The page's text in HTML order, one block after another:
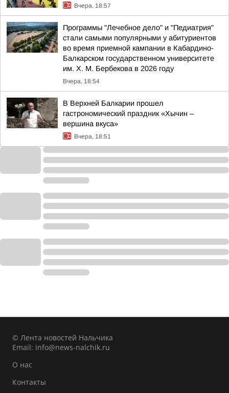
Вчера, 18:57
Программы "Лечебное дело" и "Педиатрия"
стали самыми популярными у абитуриентов
во время приемной кампании в Кабардино-
Балкарском государственном университете
им. Х. М. Бербекова в 2026 году
Вчера, 18:54
В Верхней Балкарии прошел
гастрономический праздник «Хычин –
вершина вкуса»
Вчера, 18:51
© Лента новостей Нальчика
Email: info@news-nalchik.ru
О нас
Контакты